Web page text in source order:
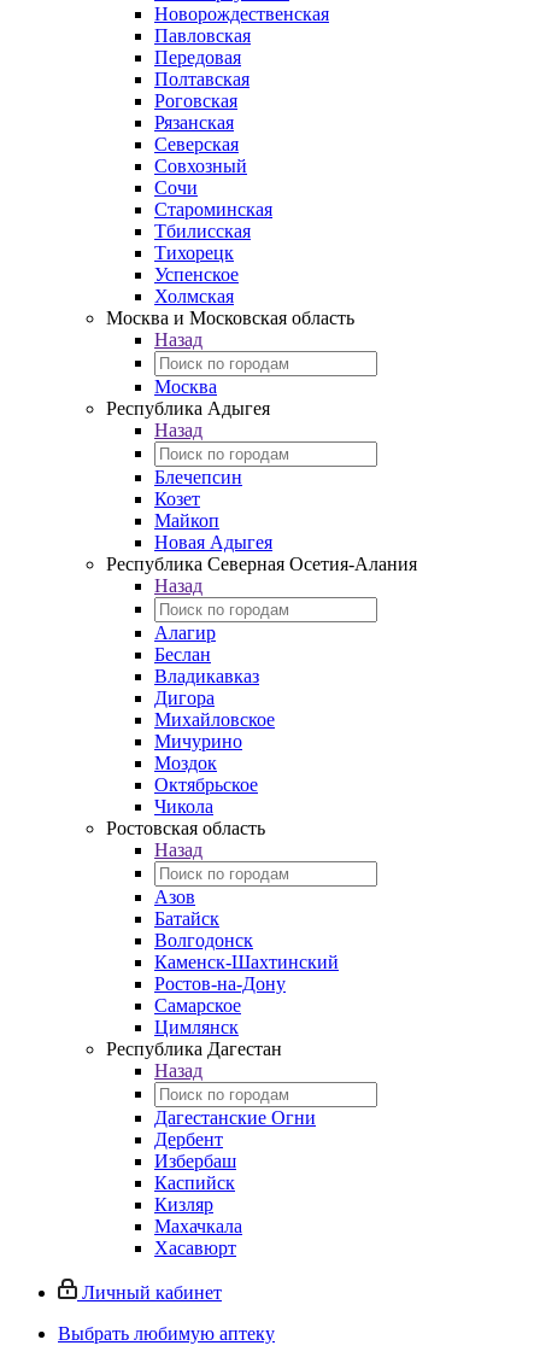
Новорождественская
Павловская
Передовая
Полтавская
Роговская
Рязанская
Северская
Совхозный
Сочи
Староминская
Тбилисская
Тихорецк
Успенское
Холмская
Москва и Московская область
Назад
Москва
Республика Адыгея
Назад
Блечепсин
Козет
Майкоп
Новая Адыгея
Республика Северная Осетия-Алания
Назад
Алагир
Беслан
Владикавказ
Дигора
Михайловское
Мичурино
Моздок
Октябрьское
Чикола
Ростовская область
Назад
Азов
Батайск
Волгодонск
Каменск-Шахтинский
Ростов-на-Дону
Самарское
Цимлянск
Республика Дагестан
Назад
Дагестанские Огни
Дербент
Избербаш
Каспийск
Кизляр
Махачкала
Хасавюрт
Личный кабинет
Выбрать любимую аптеку